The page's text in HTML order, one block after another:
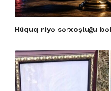
Hüquq niyə sərxoşluğu